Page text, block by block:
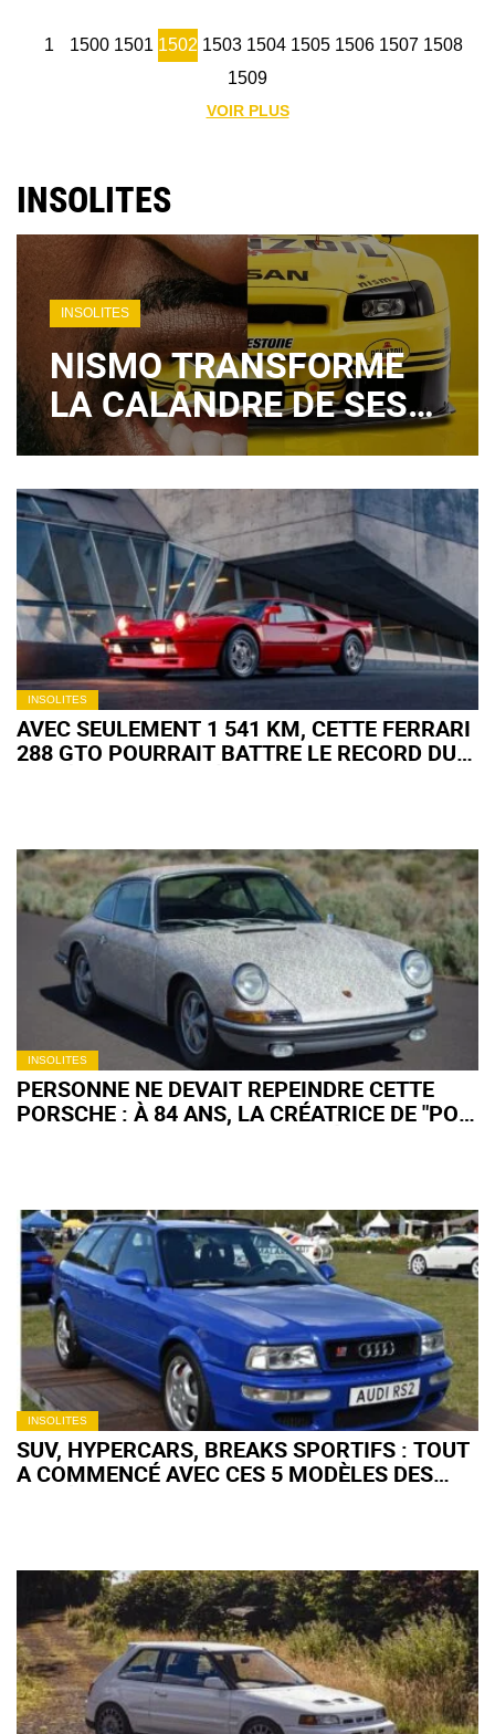
1 1500 1501 1502 1503 1504 1505 1506 1507 1508
1509
VOIR PLUS
INSOLITES
INSOLITES
NISMO TRANSFORME
LA CALANDRE DE SES
MODÈLES
EMBLÉMATIQUES EN
BIJOUX DENTAIRES… ET
LE RÉSULTAT EST
AUSSI INSOLITE
QU'INATTENDU
INSOLITES
AVEC SEULEMENT 1 541 KM, CETTE FERRARI
288 GTO POURRAIT BATTRE LE RECORD DU
INSOLITES
PERSONNE NE DEVAIT REPEINDRE CETTE
PORSCHE : À 84 ANS, LA CRÉATRICE DE "POR
INSOLITES
SUV, HYPERCARS, BREAKS SPORTIFS : TOUT
A COMMENCÉ AVEC CES 5 MODÈLES DES